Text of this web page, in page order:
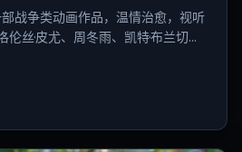
战争类动画作品，温情治愈，视听
丝·皮尤、周冬雨、凯特·布兰切特